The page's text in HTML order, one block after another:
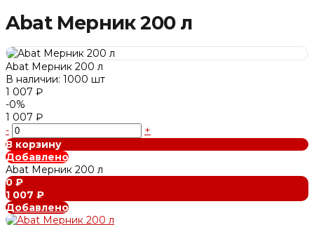
Abat Мерник 200 л
Abat Мерник 200 л
В наличии: 1000 шт
1 007 ₽
-0%
1 007 ₽
-
+
В корзину
Добавлено
Abat Мерник 200 л
0 ₽
1 007 ₽
Добавлено